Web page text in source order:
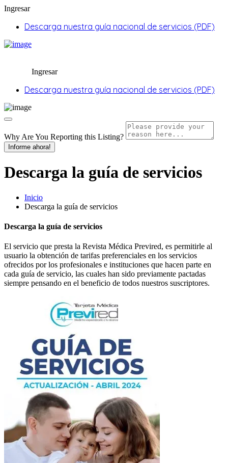
Ingresar
Descarga nuestra guía nacional de servicios (PDF)
Ingresar
Descarga nuestra guía nacional de servicios (PDF)
Why Are You Reporting this Listing?
Informe ahora!
Descarga la guía de servicios
Inicio
Descarga la guía de servicios
Descarga la guía de servicios
El servicio que presta la Revista Médica Previred, es permitirle al
usuario la obtención de tarifas preferenciales en los servicios
ofrecidos por los profesionales e instituciones que hacen parte en
cada guía de servicio, las cuales han sido previamente pactadas
siempre pensando en el beneficio de todos nuestros suscriptores.